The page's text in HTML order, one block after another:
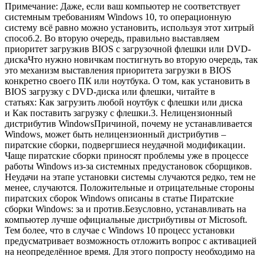
Примечание: Даже, если ваш компьютер не соответствует
системным требованиям Windows 10, то операционную
систему всё равно можно установить, используя этот хитрый
способ.2. Во вторую очередь, правильно выставляем
приоритет загрузкив BIOS с загрузочной флешки или DVD-
дискаЧто нужно новичкам постигнуть во вторую очередь, так
это механизм выставления приоритета загрузки в BIOS
конкретно своего ПК или ноутбука. О том, как установить в
BIOS загрузку с DVD-диска или флешки, читайте в
статьях: Как загрузить любой ноутбук с флешки или диска
и Как поставить загрузку с флешки.3. Нелицензионный
дистрибутив WindowsПричиной, почему не устанавливается
Windows, может быть нелицензионный дистрибутив –
пиратские сборки, подвергшиеся неудачной модификации.
Чаще пиратские сборки приносят проблемы уже в процессе
работы Windows из-за системных предустановок сборщиков.
Неудачи на этапе установки системы случаются редко, тем не
менее, случаются. Положительные и отрицательные стороны
пиратских сборок Windows описаны в статье Пиратские
сборки Windows: за и против.Безусловно, устанавливать на
компьютер лучше официальные дистрибутивы от Microsoft.
Тем более, что в случае с Windows 10 процесс установки
предусматривает возможность отложить вопрос с активацией
на неопределённое время. Для этого попросту необходимо на